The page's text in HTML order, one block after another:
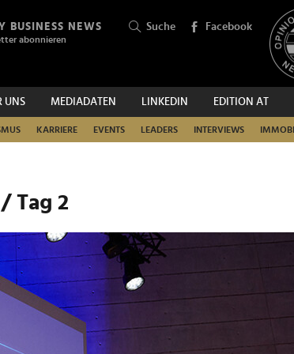
BUSINESS NEWS
abonnieren
Suche Facebook
UNS MEDIADATEN LINKEDIN EDITION AT
KARRIERE EVENTS LEADERS INTERVIEWS
SUCHEN
Tag 2